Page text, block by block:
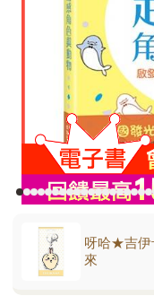
呀哈★吉伊
來